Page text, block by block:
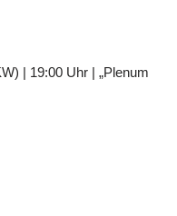
| 19:00 Uhr | „Plenum